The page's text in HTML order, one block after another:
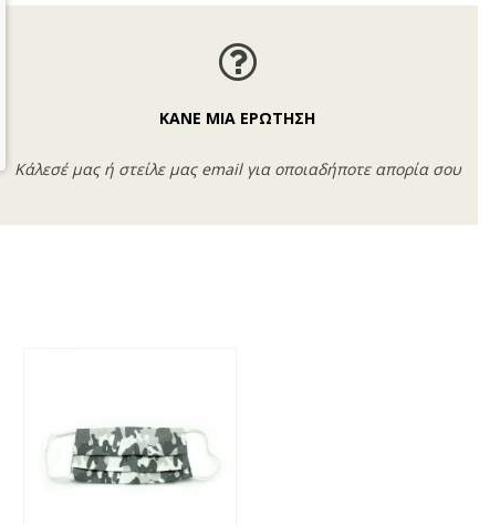
ΚΑΝΕ ΜΙΑ ΕΡΩΤΗΣΗ
Κάλεσέ μας ή στείλε μας email για οποιαδήποτε απορία σου